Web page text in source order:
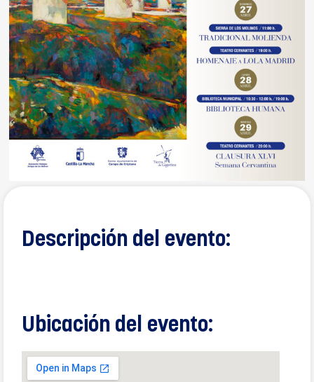
Descripción del evento:
Ubicación del evento: